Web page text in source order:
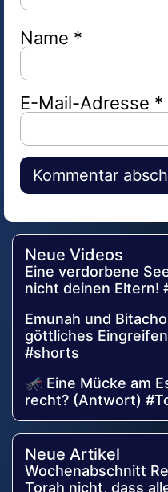
Name *
E-Mail-Adresse *
Neue Videos
Eine verdorbene
nicht deinen Eltern!
Emunah und
göttliches
#shorts
🦟 Eine Mücke am
recht? (Antwort)
Neue Artikel
Wochenabschnitt
Torah nicht, dass